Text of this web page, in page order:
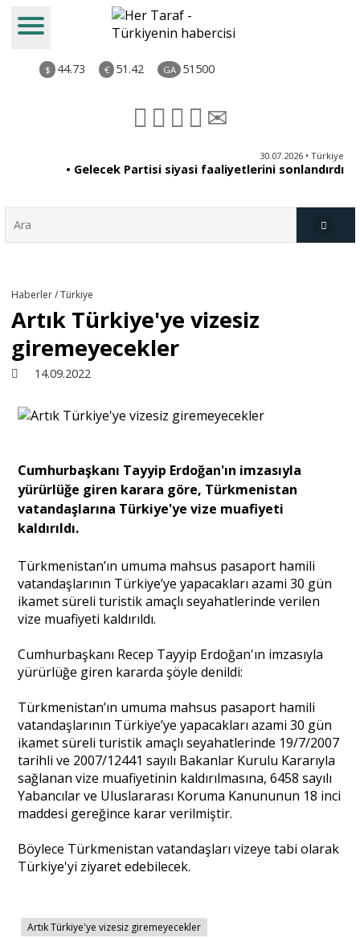
$ 44.73 € 51.42 GA 51500
30.07.2026 • Türkiye
• Gelecek Partisi siyasi faaliyetlerini sonlandırdı
Derkenar
Ekonomi
Yorum - Analiz
Söyleşi
Yazı Dizisi
Portre
Yazarlar
Haberler / Türkiye
Artık Türkiye'ye vizesiz
giremeyecekler
14.09.2022
Cumhurbaşkanı Tayyip Erdoğan'ın imzasıyla
yürürlüğe giren karara göre, Türkmenistan
vatandaşlarına Türkiye'ye vize muafiyeti
kaldırıldı.
Türkmenistan’ın umuma mahsus pasaport hamili
vatandaşlarının Türkiye’ye yapacakları azami 30 gün
ikamet süreli turistik amaçlı seyahatlerinde verilen
vize muafiyeti kaldırıldı.
Cumhurbaşkanı Recep Tayyip Erdoğan'ın imzasıyla
yürürlüğe giren kararda şöyle denildi:
Türkmenistan’ın umuma mahsus pasaport hamili
vatandaşlarının Türkiye’ye yapacakları azami 30 gün
ikamet süreli turistik amaçlı seyahatlerinde 19/7/2007
tarihli ve 2007/12441 sayılı Bakanlar Kurulu Kararıyla
sağlanan vize muafiyetinin kaldırılmasına, 6458 sayılı
Yabancılar ve Uluslararası Koruma Kanununun 18 inci
maddesi gereğince karar verilmiştir.
Böylece Türkmenistan vatandaşları vizeye tabi olarak
Türkiye'yi ziyaret edebilecek.
Artık Türkiye'ye vizesiz giremeyecekler